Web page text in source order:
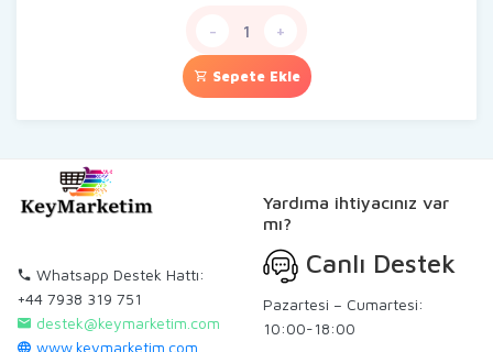
- +
Sepete Ekle
Whatsapp Destek Hattı:
+44 7938 319 751
destek@keymarketim.com
www.keymarketim.com
Yardıma ihtiyacınız var
mı?
Canlı Destek
Pazartesi – Cumartesi:
10:00-18:00